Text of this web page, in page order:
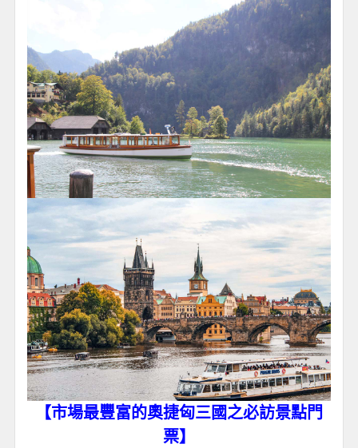
【市場最豐富的奧捷匈三國之必訪景點門
票】